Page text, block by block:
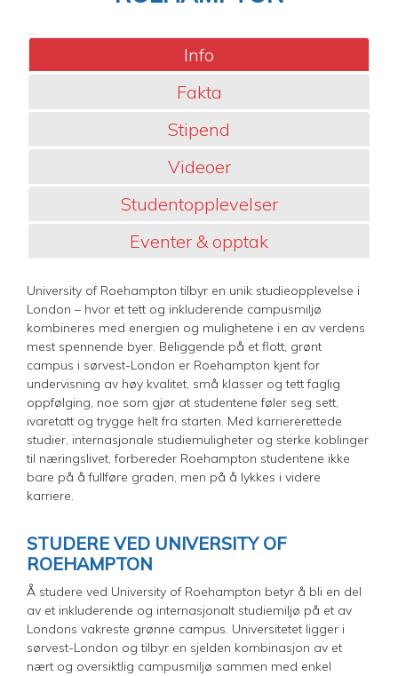
Info
Fakta
Stipend
Videoer
Studentopplevelser
Eventer & opptak
University of Roehampton tilbyr en unik studieopplevelse i
London – hvor et tett og inkluderende campusmiljø
kombineres med energien og mulighetene i en av verdens
mest spennende byer. Beliggende på et flott, grønt
campus i sørvest-London er Roehampton kjent for
undervisning av høy kvalitet, små klasser og tett faglig
oppfølging, noe som gjør at studentene føler seg sett,
ivaretatt og trygge helt fra starten. Med karriererettede
studier, internasjonale studiemuligheter og sterke koblinger
til næringslivet, forbereder Roehampton studentene ikke
bare på å fullføre graden, men på å lykkes i videre
karriere.
STUDERE VED UNIVERSITY OF
ROEHAMPTON
Å studere ved University of Roehampton betyr å bli en del
av et inkluderende og internasjonalt studiemiljø på et av
Londons vakreste grønne campus. Universitetet ligger i
sørvest-London og tilbyr en sjelden kombinasjon av et
nært og oversiktlig campusmiljø sammen med enkel